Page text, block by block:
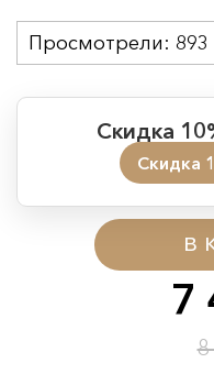
7
в
Скидка
Скидка
Период
Начало:
Окончание:
Время до
Просмотрели: 893